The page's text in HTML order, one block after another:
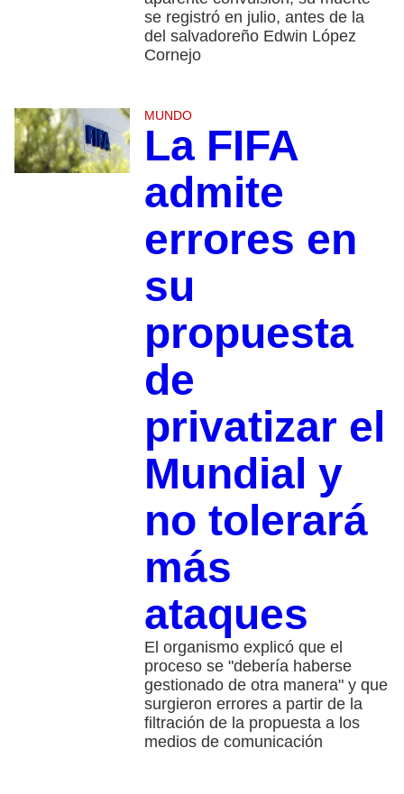
se registró en julio, antes de la
del salvadoreño Edwin López
Cornejo
MUNDO
La FIFA
admite
errores en
su
propuesta
de
privatizar el
Mundial y
no tolerará
más
ataques
El organismo explicó que el
proceso se "debería haberse
gestionado de otra manera" y que
surgieron errores a partir de la
filtración de la propuesta a los
medios de comunicación